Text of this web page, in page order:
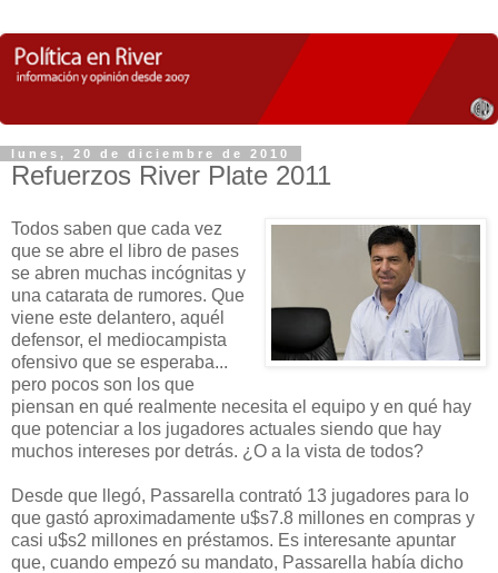
lunes, 20 de diciembre de 2010
Refuerzos River Plate 2011
Todos saben que cada vez
que se abre el libro de pases
se abren muchas incógnitas y
una catarata de rumores. Que
viene este delantero, aquél
defensor, el mediocampista
ofensivo que se esperaba...
pero pocos son los que
piensan en qué realmente necesita el equipo y en qué hay
que potenciar a los jugadores actuales siendo que hay
muchos intereses por detrás. ¿O a la vista de todos?
Desde que llegó, Passarella contrató 13 jugadores para lo
que gastó aproximadamente u$s7.8 millones en compras y
casi u$s2 millones en préstamos. Es interesante apuntar
que, cuando empezó su mandato, Passarella había dicho